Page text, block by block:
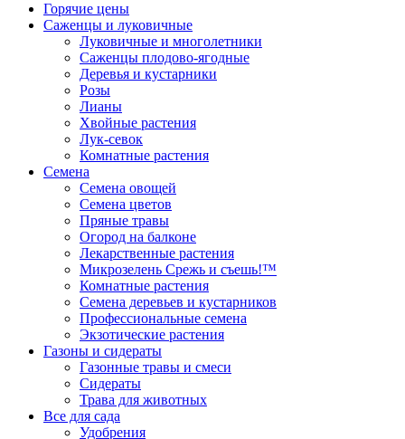
Горячие цены
Саженцы и луковичные
Луковичные и многолетники
Саженцы плодово-ягодные
Деревья и кустарники
Розы
Лианы
Хвойные растения
Лук-севок
Комнатные растения
Семена
Семена овощей
Семена цветов
Пряные травы
Огород на балконе
Лекарственные растения
Микрозелень Срежь и съешь!™
Комнатные растения
Семена деревьев и кустарников
Профессиональные семена
Экзотические растения
Газоны и сидераты
Газонные травы и смеси
Сидераты
Трава для животных
Все для сада
Удобрения